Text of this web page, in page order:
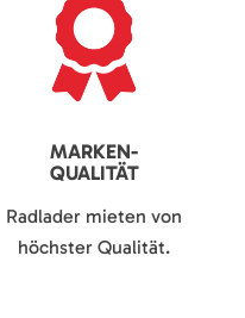
MARKEN-
QUALITÄT
Radlader mieten von
höchster Qualität.